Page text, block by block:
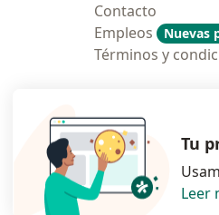
Contacto
Empleos
Nuevas
Términos y
Tu
Leer